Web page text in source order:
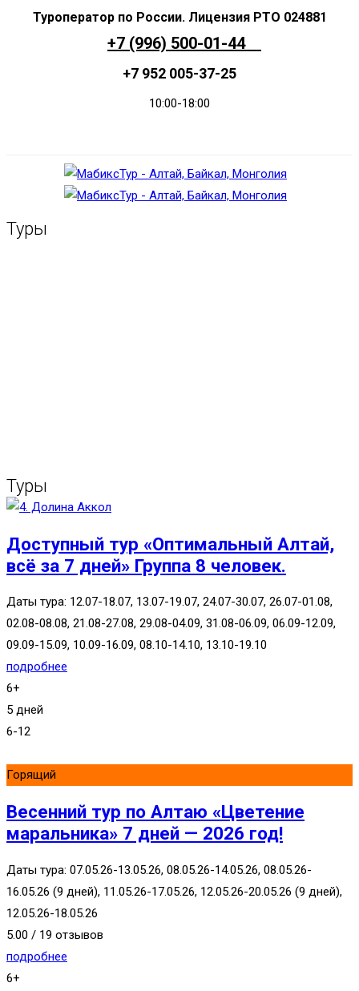
+7 (996) 500-01-44
+7 952 005-37-25
10:00-18:00
Туры
Туры
Доступный тур «Оптимальный Алтай,
всё за 7 дней» Группа 8 человек.
Даты тура: 12.07-18.07, 13.07-19.07, 24.07-30.07, 26.07-01.08,
02.08-08.08, 21.08-27.08, 29.08-04.09, 31.08-06.09, 06.09-12.09,
09.09-15.09, 10.09-16.09, 08.10-14.10, 13.10-19.10
подробнее
6+
5 дней
6-12
Горящий
Весенний тур по Алтаю «Цветение
маральника» 7 дней — 2026 год!
Даты тура: 07.05.26-13.05.26, 08.05.26-14.05.26, 08.05.26-
16.05.26 (9 дней), 11.05.26-17.05.26, 12.05.26-20.05.26 (9 дней),
12.05.26-18.05.26
5.00 / 19 отзывов
подробнее
6+